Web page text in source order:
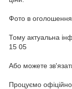
Фото в
Тому актуальна
15 05
Або можете
Процуємо